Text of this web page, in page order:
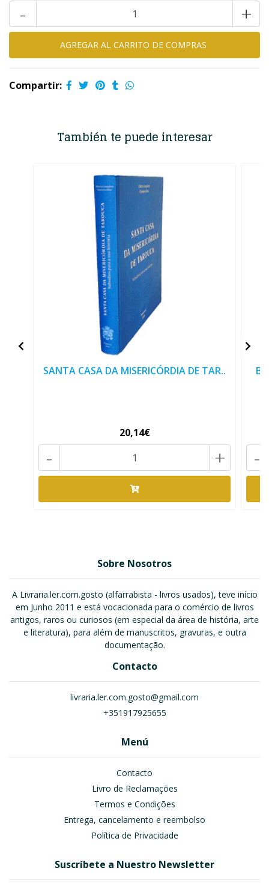
+
-
Compartir:
También te puede interesar
SANTA CASA DA MISERICÓRDIA DE TAR..
20,14€
+
- -
Sobre Nosotros
A Livraria.ler.com.gosto (alfarrabista - livros usados), teve início
em Junho 2011 e está vocacionada para o comércio de livros
antigos, raros ou curiosos (em especial da área de história, arte
e literatura), para além de manuscritos, gravuras, e outra
documentação.
Contacto
livraria.ler.com.gosto@gmail.com
+351917925655
Menú
Contacto
Livro de Reclamações
Termos e Condições
Entrega, cancelamento e reembolso
Política de Privacidade
Suscríbete a Nuestro Newsletter